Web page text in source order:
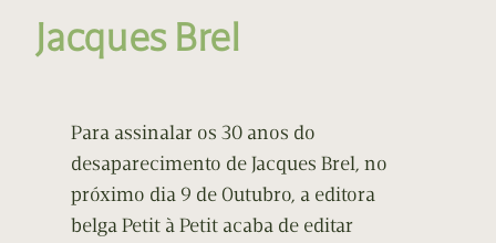
Jacques Brel
Para assinalar os 30 anos do
desaparecimento de Jacques Brel, no
próximo dia 9 de Outubro, a editora
belga Petit à Petit acaba de editar